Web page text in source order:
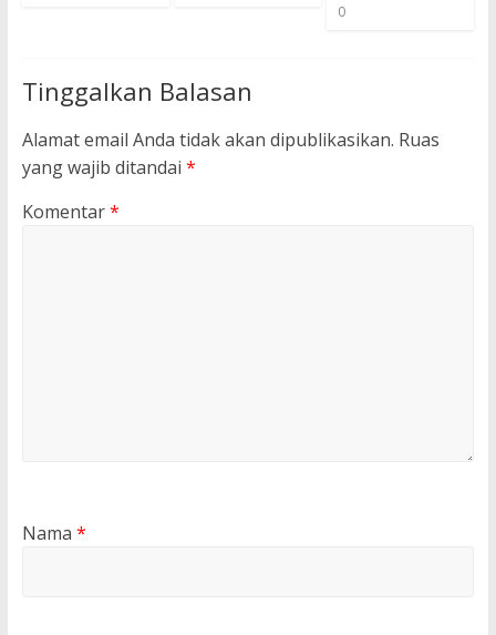
0
Tinggalkan Balasan
Alamat email Anda tidak akan dipublikasikan. Ruas
yang wajib ditandai *
Komentar*
Nama *